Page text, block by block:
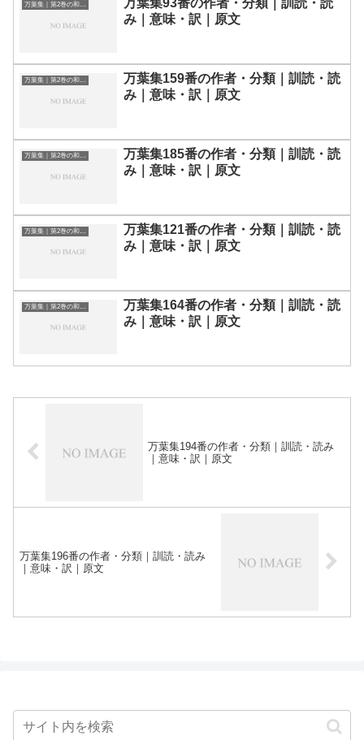
万葉集｜第2巻の和歌一覧
万葉集93番の作者・分類｜訓読・読
み｜意味・訳｜原文
万葉集｜第2巻の和歌一覧
万葉集159番の作者・分類｜訓読・読
み｜意味・訳｜原文
万葉集｜第2巻の和歌一覧
万葉集185番の作者・分類｜訓読・読
み｜意味・訳｜原文
万葉集｜第2巻の和歌一覧
万葉集121番の作者・分類｜訓読・読
み｜意味・訳｜原文
万葉集164番の作者・分類｜訓読・読
み｜意味・訳｜原文
万葉集194番の作者・分類｜訓読・読み
｜意味・訳｜原文
万葉集196番の作者・分類｜訓読・読み
｜意味・訳｜原文